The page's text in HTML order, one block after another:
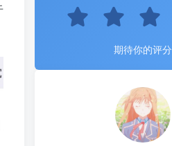
期待你的评分
期待你的评分